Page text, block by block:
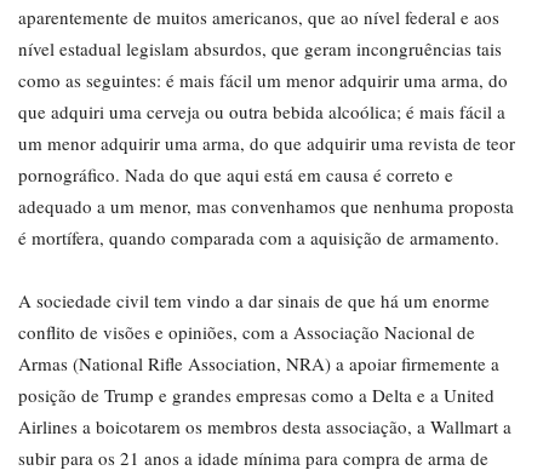
aparentemente de muitos americanos, que ao nível federal e aos
nível estadual legislam absurdos, que geram incongruências tais
como as seguintes: é mais fácil um menor adquirir uma arma, do
que adquiri uma cerveja ou outra bebida alcoólica; é mais fácil a
um menor adquirir uma arma, do que adquirir uma revista de teor
pornográfico. Nada do que aqui está em causa é correto e
adequado a um menor, mas convenhamos que nenhuma proposta
é mortífera, quando comparada com a aquisição de armamento.
A sociedade civil tem vindo a dar sinais de que há um enorme
conflito de visões e opiniões, com a Associação Nacional de
Armas (National Rifle Association, NRA) a apoiar firmemente a
posição de Trump e grandes empresas como a Delta e a United
Airlines a boicotarem os membros desta associação, a Wallmart a
subir para os 21 anos a idade mínima para compra de arma de